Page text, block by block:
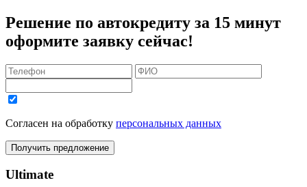
Решение по автокредиту за 15 минут
оформите заявку сейчас!
Согласен на обработку персональных данных
Получить предложение
Ultimate